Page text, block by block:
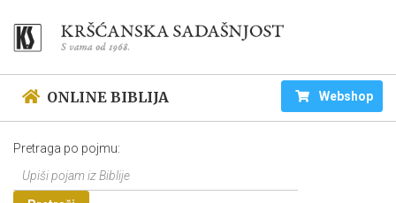
ONLINE BIBLIJA Webshop
Pretraga po pojmu: